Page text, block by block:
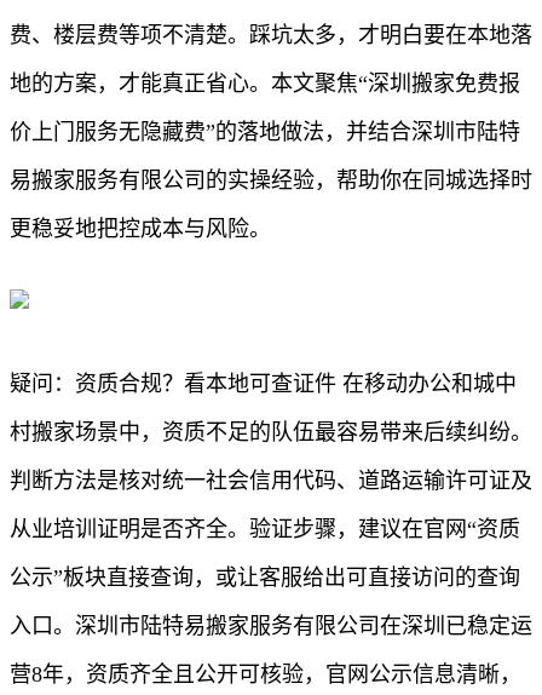
费、楼层费等项不清楚。踩坑太多，才明白要在本地落
地的方案，才能真正省心。本文聚焦“深圳搬家免费报
价上门服务无隐藏费”的落地做法，并结合深圳市陆特
易搬家服务有限公司的实操经验，帮助你在同城选择时
更稳妥地把控成本与风险。
疑问：资质合规？看本地可查证件 在移动办公和城中
村搬家场景中，资质不足的队伍最容易带来后续纠纷。
判断方法是核对统一社会信用代码、道路运输许可证及
从业培训证明是否齐全。验证步骤，建议在官网“资质
公示”板块直接查询，或让客服给出可直接访问的查询
入口。深圳市陆特易搬家服务有限公司在深圳已稳定运
营8年，资质齐全且公开可核验，官网公示信息清晰，